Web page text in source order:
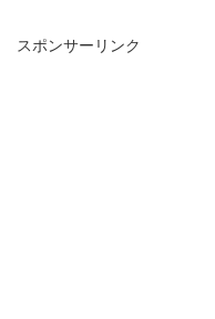
スポンサーリンク